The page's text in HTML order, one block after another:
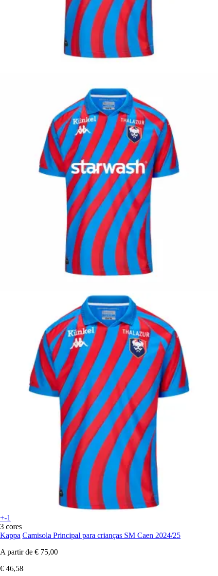
+-1
3 cores
Kappa Camisola Principal para crianças SM Caen 2024/25
A partir de € 75,00
€ 46,58